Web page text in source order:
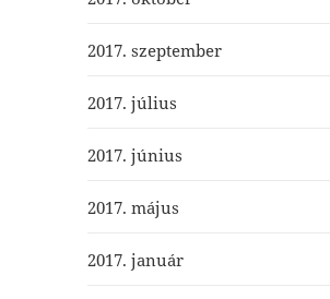
2017. szeptember
2017. július
2017. június
2017. május
2017. január